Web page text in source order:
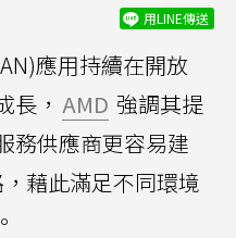
用LINE傳送
應用持續在開放
長， AMD 強調其提
務供應商更容易建
藉此滿足不同環境